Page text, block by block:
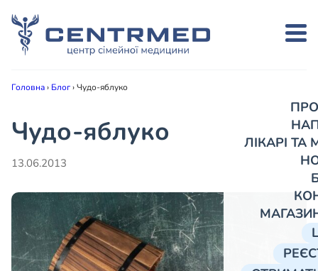
ЛІКАРІ
Головна› Блог›Чудо-яблуко
Чудо-яблуко
13.06.2013